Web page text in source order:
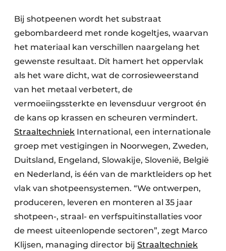
Bij shotpeenen wordt het substraat
gebombardeerd met ronde kogeltjes, waarvan
het materiaal kan verschillen naargelang het
gewenste resultaat. Dit hamert het oppervlak
als het ware dicht, wat de corrosieweerstand
van het metaal verbetert, de
vermoeiingssterkte en levensduur vergroot én
de kans op krassen en scheuren vermindert.
Straaltechniek International, een internationale
groep met vestigingen in Noorwegen, Zweden,
Duitsland, Engeland, Slowakije, Slovenië, België
en Nederland, is één van de marktleiders op het
vlak van shotpeensystemen. “We ontwerpen,
produceren, leveren en monteren al 35 jaar
shotpeen-, straal- en verfspuitinstallaties voor
de meest uiteenlopende sectoren”, zegt Marco
Klijsen, managing director bij Straaltechniek